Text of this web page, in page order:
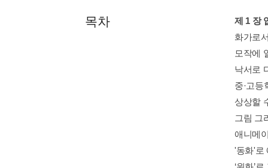
목차
제 1 장
화가로
모작에
낙서로
중·고등
상상할
그림 그
애니메
'동화'로